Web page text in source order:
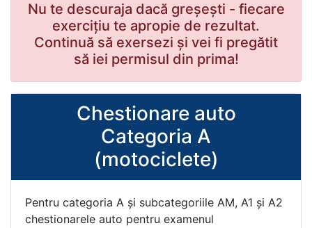
Nu te descuraja dacă greșești - fiecare
exercițiu te apropie de rezultat.
Continuă să exersezi și vei fi pregătit
să iei permisul din prima!
Chestionare auto
Categoria A
(motociclete)
Pentru categoria A şi subcategoriile AM, A1 şi A2
chestionarele auto pentru examenul